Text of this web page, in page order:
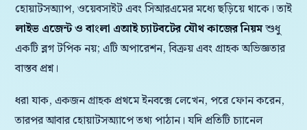
হোয়াটসঅ্যাপ, ওয়েবসাইট এবং সিআরএমের মধ্যে ছড়িয়ে থাকে। তাই
লাইভ এজেন্ট ও বাংলা এআই চ্যাটবটের যৌথ কাজের নিয়মশুধু
একটি ব্লগ টপিক নয়; এটি অপারেশন, বিক্রয় এবং গ্রাহক অভিজ্ঞতার
বাস্তব প্রশ্ন।
ধরা যাক, একজন গ্রাহক প্রথমে ইনবক্সে লেখেন, পরে ফোন করেন,
তারপর আবার হোয়াটসঅ্যাপে তথ্য পাঠান। যদি প্রতিটি চ্যানেল